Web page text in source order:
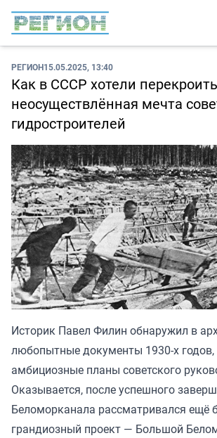
РЕГИОН15.05.2025, 13:40
Как в СССР хотели
неосуществлённая мечта
гидростроителей
Историк Павел Филин обнаружил в
любопытные документы 1930-х
амбициозные планы советского
Оказывается, после успешного
Беломорканала рассматривался ещё
грандиозный проект — Большой